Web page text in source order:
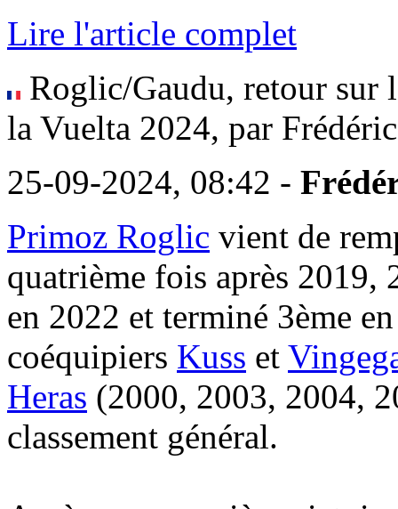
Lire l'article complet
Roglic/Gaudu, retour sur
la Vuelta 2024, par
25-09-2024, 08:42 -
Primoz Roglic vient de
quatrième fois après 2019,
en 2022 et terminé 3ème
coéquipiers Kuss et
Heras (2000, 2003, 2004,
classement général.